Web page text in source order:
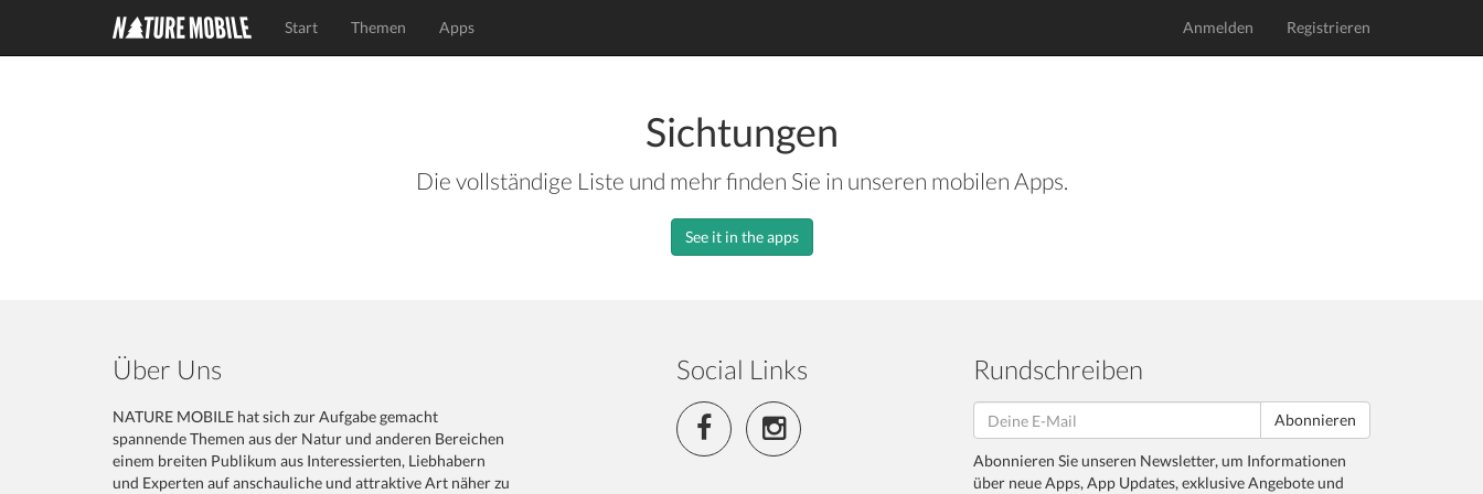
Start Themen Apps Anmelden Registrieren
Sichtungen
Die vollständige Liste und mehr finden Sie in unseren mobilen Apps.
See it in the apps
Über Uns
NATURE MOBILE hat sich zur Aufgabe gemacht
spannende Themen aus der Natur und anderen Bereichen
einem breiten Publikum aus Interessierten, Liebhabern
und Experten auf anschauliche und attraktive Art näher zu
Social Links Rundschreiben
Abonnieren
Abonnieren Sie unseren Newsletter, um Informationen
über neue Apps, App Updates, exklusive Angebote und